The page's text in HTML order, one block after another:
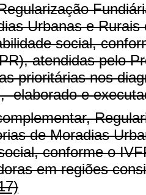
Urbanas e
social,
atendidas pelo
prioritárias nos
elaborado e
de Moradias
conforme o
em regiões